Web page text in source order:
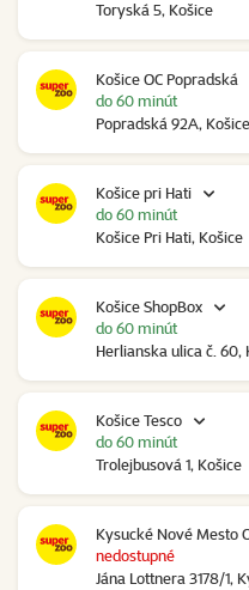
Toryská 5, Košice
Košice OC Popradská
Popradská 92A, Košice
do 60 minút
Košice pri Hati
Košice Pri Hati, Košice
do 60 minút
Košice ShopBox
Herlianska ulica č. 60,
do 60 minút
Košice Tesco
Trolejbusová 1, Košice
do 60 minút
Kysucké Nové Mesto
Jána Lottnera 3178/1,
nedostupné